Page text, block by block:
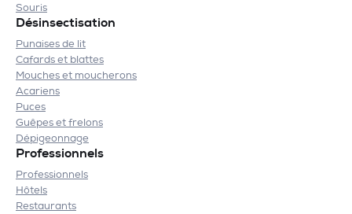
Souris
Désinsectisation
Punaises de lit
Cafards et blattes
Mouches et moucherons
Acariens
Puces
Guêpes et frelons
Dépigeonnage
Professionnels
Professionnels
Hôtels
Restaurants